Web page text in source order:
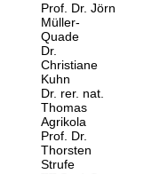
Prof. Dr. Jörn
Müller-
Quade
Dr.
Christiane
Kuhn
Dr. rer. nat.
Thomas
Agrikola
Prof. Dr.
Thorsten
Strufe